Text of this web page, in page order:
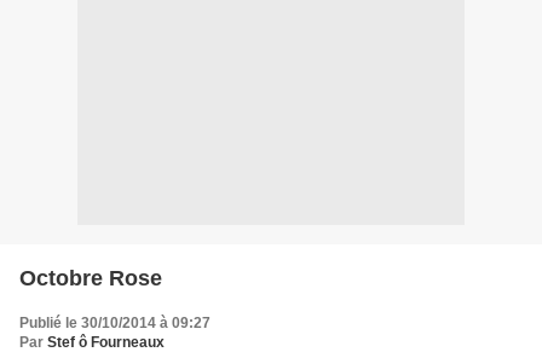
Octobre Rose
Publié le 30/10/2014 à 09:27
Par Stef ô Fourneaux